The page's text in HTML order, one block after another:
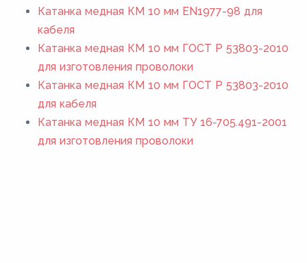
Катанка медная КМ 10 мм EN1977-98 для
кабеля
Катанка медная КМ 10 мм ГОСТ Р 53803-2010
для изготовления проволоки
Катанка медная КМ 10 мм ГОСТ Р 53803-2010
для кабеля
Катанка медная КМ 10 мм ТУ 16-705.491-2001
для изготовления проволоки